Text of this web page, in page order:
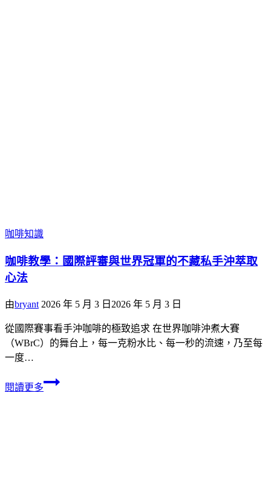
咖啡知識
咖啡教學：國際評審與世界冠軍的不藏私手沖萃取
心法
由bryant 2026 年 5 月 3 日 2026 年 5 月 3 日
從國際賽事看手沖咖啡的極致追求 在世界咖啡沖煮大賽
（WBrC）的舞台上，每一克粉水比、每一秒的流速，乃至每
一度…
閱讀更多